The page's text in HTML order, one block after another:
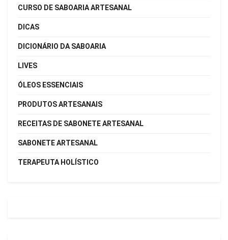
CURSO DE SABOARIA ARTESANAL
DICAS
DICIONÁRIO DA SABOARIA
LIVES
ÓLEOS ESSENCIAIS
PRODUTOS ARTESANAIS
RECEITAS DE SABONETE ARTESANAL
SABONETE ARTESANAL
TERAPEUTA HOLÍSTICO